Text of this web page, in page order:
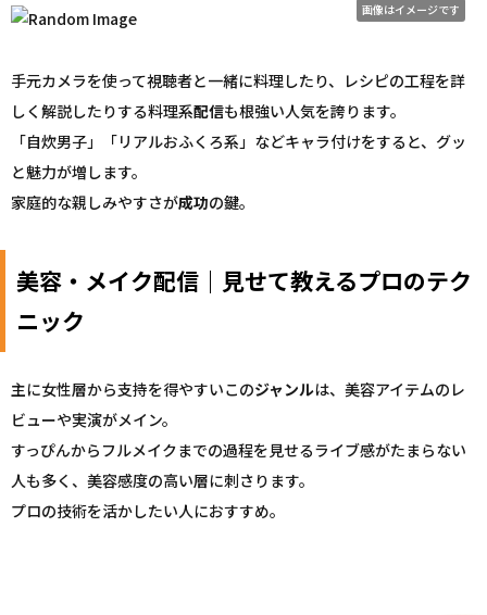
画像はイメージです
手元カメラを使って視聴者と一緒に料理したり、レシピの工程を詳
しく解説したりする料理系配信も根強い人気を誇ります。
「自炊男子」「リアルおふくろ系」などキャラ付けをすると、グッ
と魅力が増します。
家庭的な親しみやすさが成功の鍵。
美容・メイク配信｜見せて教えるプロのテク
ニック
主に女性層から支持を得やすいこのジャンルは、美容アイテムのレ
ビューや実演がメイン。
すっぴんからフルメイクまでの過程を見せるライブ感がたまらない
人も多く、美容感度の高い層に刺さります。
プロの技術を活かしたい人におすすめ。